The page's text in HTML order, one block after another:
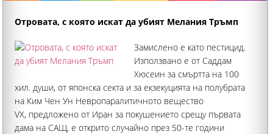
Отровата, с която искат да убият Мелания Тръмп
Замислено е като пестицид.
Използвано е от Саддам
Хюсеин за смъртта на 100
хил. души, от японска секта и за екзекуцията на полубрата
на Ким Чен Ун Невропаралитичното вещество
VX, предложено от Иран за покушението срещу първата
дама на САЩ, е открито случайно през 50-те години